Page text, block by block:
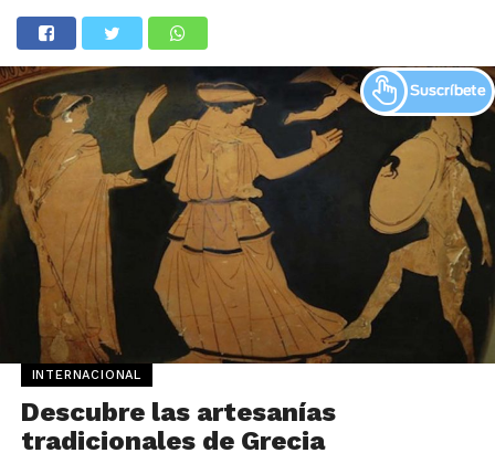
INTERNACIONAL
Descubre las artesanías
tradicionales de Grecia